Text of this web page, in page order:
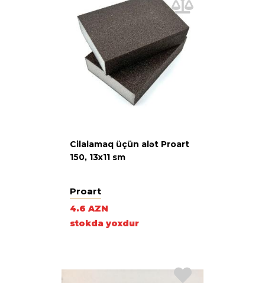
Cilalamaq üçün alət Proart
150, 13х11 sm
Proart
4.6 AZN
stokda yoxdur